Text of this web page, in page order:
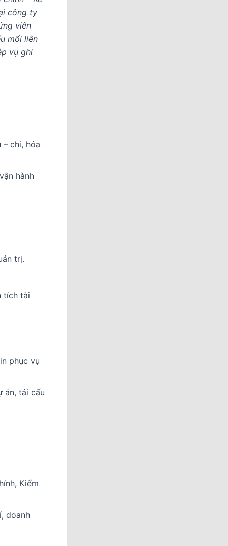
công ty
viên
mối liên
vụ ghi
chi, hóa
hành
trị.
tích tài
phục vụ
án, tái cấu
Kiểm
doanh